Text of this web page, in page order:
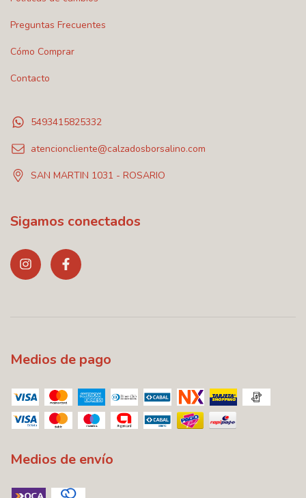
Preguntas Frecuentes
Cómo Comprar
Contacto
5493415825332
atencioncliente@calzadosborsalino.com
SAN MARTIN 1031 - ROSARIO
Sigamos conectados
Medios de pago
Medios de envío